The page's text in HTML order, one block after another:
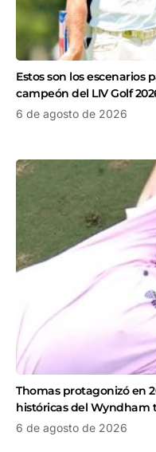
Estos son los escenarios
campeón del LIV Golf
6 de agosto de 2026
Thomas protagonizó en
históricas del Wyndham
6 de agosto de 2026